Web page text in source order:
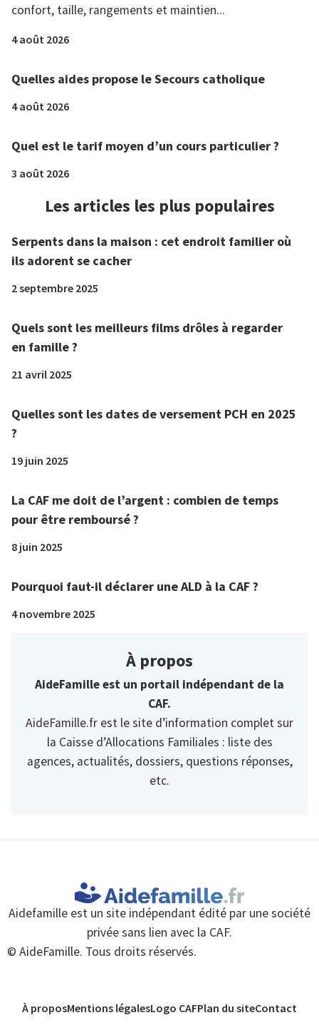
confort, taille, rangements et maintien...
4 août 2026
Quelles aides propose le Secours catholique
4 août 2026
Quel est le tarif moyen d’un cours particulier ?
3 août 2026
Les articles les plus populaires
Serpents dans la maison : cet endroit familier où
ils adorent se cacher
2 septembre 2025
Quels sont les meilleurs films drôles à regarder
en famille ?
21 avril 2025
Quelles sont les dates de versement PCH en 2025
?
19 juin 2025
La CAF me doit de l’argent : combien de temps
pour être remboursé ?
8 juin 2025
Pourquoi faut-il déclarer une ALD à la CAF ?
4 novembre 2025
À propos
AideFamille est un portail indépendant de la
CAF.
AideFamille.fr est le site d’information complet sur
la Caisse d’Allocations Familiales : liste des
agences, actualités, dossiers, questions réponses,
etc.
Aidefamille est un site indépendant édité par une société
privée sans lien avec la CAF.
© AideFamille. Tous droits réservés.
À proposMentions légalesLogo CAFPlan du siteContact